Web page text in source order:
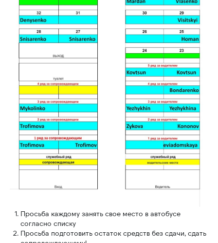
Просьба каждому занять свое место в автобусе
согласно списку
Просьба подготовить остаток средств без сдачи, сдать